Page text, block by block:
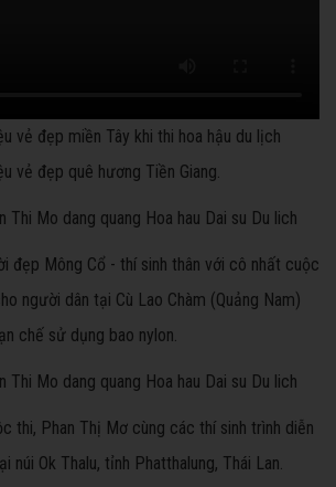
vẻ đẹp miền Tây khi thi hoa hậu du lịch
vẻ đẹp quê hương Tiền Giang.
đẹp Mông Cổ - thí sinh thân với cô nhất cuộc
người dân tại Cù Lao Chàm (Quảng Nam)
chế sử dụng bao nylon.
thi, Phan Thị Mơ cùng các thí sinh trình diễn
núi Ok Thalu, tỉnh Phatthalung, Thái Lan.